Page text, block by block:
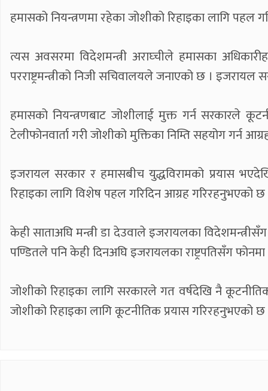
हमासको नियन्त्रणमा रहेका जोशीको रिहाइका लागि पहल
त्यस अवसरमा विदेशमन्त्री अराघ्चीले हमासका
परराष्ट्रमन्त्रीको निजी सचिवालयले जनाएको छ ।
हमासको नियन्त्रणबाट जोशीलाई मुक्त गर्न सरकारले
टेलीफोनवार्ता गरी जोशीको मुक्तिका निम्ति सहयोग गर्न
इजरायल सरकार र हमासबीच युद्धविरामको प्रयास
रिहाइका लागि विशेष पहल गरिदिन आग्रह गरिरहनुभएको छ
केही साताअघि मन्त्री डा देउवाले इजरायलका
पण्डितले पनि केही दिनअघि इजरायलका राष्ट्रपतिसँग
जोशीको रिहाइका लागि सरकारले गत वर्षदेखि नै कूटनीतिक
जोशीको रिहाइका लागि कूटनीतिक प्रयास गरिरहनुभएको छ